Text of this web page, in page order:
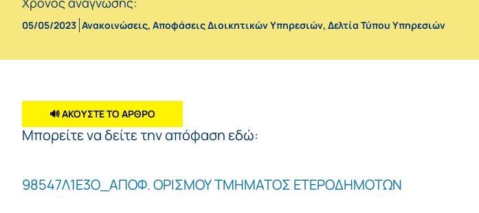
05/05/2023 Ανακοινώσεις, Αποφάσεις Διοικητικών Υπηρεσιών, Δελτία Τύπου Υπηρεσιών
🔊 ΑΚΟΥΣΤΕ ΤΟ ΑΡΘΡΟ
Μπορείτε να δείτε την απόφαση εδώ:
98547Λ1Ε3Ο_ΑΠΟΦ. ΟΡΙΣΜΟΥ ΤΜΗΜΑΤΟΣ ΕΤΕΡΟΔΗΜΟΤΩΝ